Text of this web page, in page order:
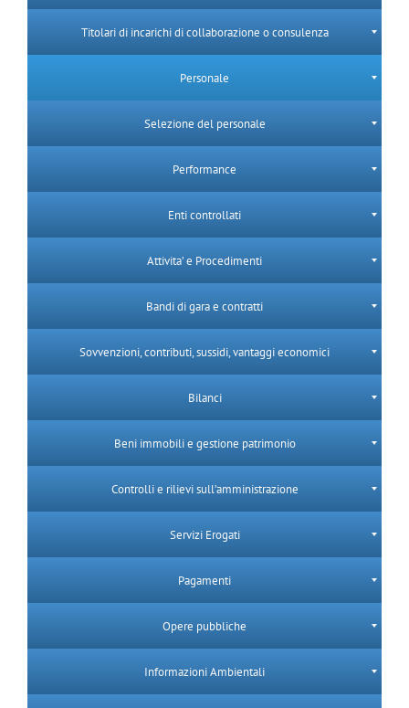
Titolari di incarichi di collaborazione o consulenza
Personale
Selezione del personale
Performance
Enti controllati
Attivita’ e Procedimenti
Bandi di gara e contratti
Sovvenzioni, contributi, sussidi, vantaggi economici
Bilanci
Beni immobili e gestione patrimonio
Controlli e rilievi sull’amministrazione
Servizi Erogati
Pagamenti
Opere pubbliche
Informazioni Ambientali